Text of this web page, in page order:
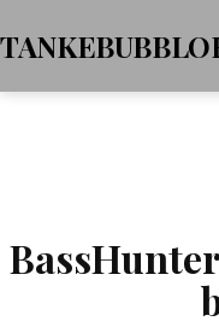
till
innehåll